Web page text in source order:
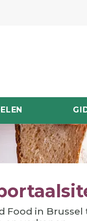
Food in Brussel